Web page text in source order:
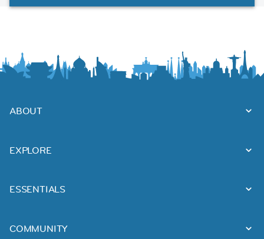
ABOUT
EXPLORE
ESSENTIALS
COMMUNITY